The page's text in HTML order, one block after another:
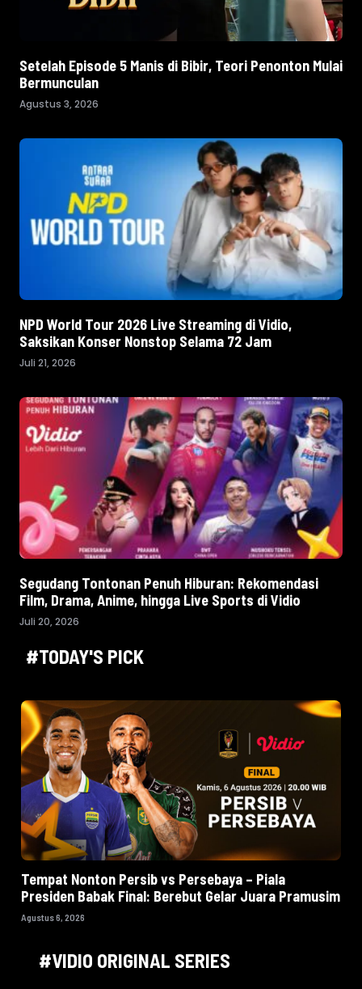
Setelah Episode 5 Manis di Bibir, Teori Penonton Mulai
Bermunculan
Agustus 3, 2026
NPD World Tour 2026 Live Streaming di Vidio,
Saksikan Konser Nonstop Selama 72 Jam
Juli 21, 2026
Segudang Tontonan Penuh Hiburan: Rekomendasi
Film, Drama, Anime, hingga Live Sports di Vidio
Juli 20, 2026
#TODAY'S PICK
Tempat Nonton Persib vs Persebaya – Piala
Presiden Babak Final: Berebut Gelar Juara Pramusim
Agustus 6, 2026
#VIDIO ORIGINAL SERIES